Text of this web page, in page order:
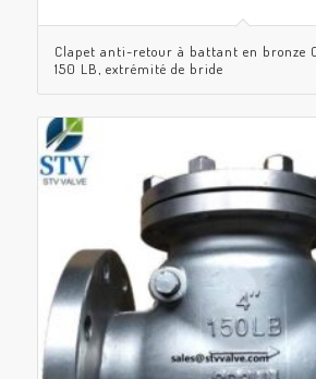
Clapet anti-retour à battant en bronze
150 LB, extrémité de bride